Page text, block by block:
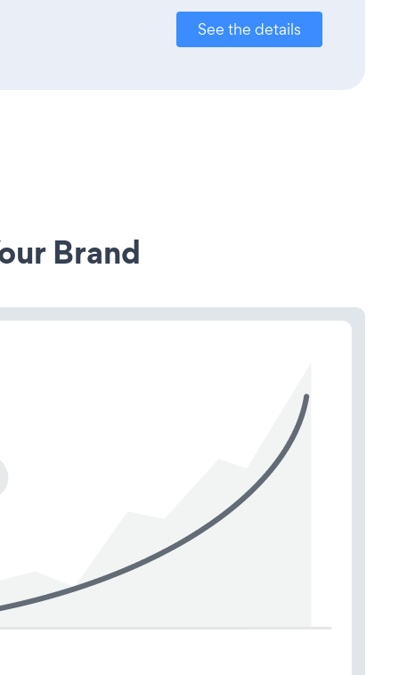
See the details
Brand